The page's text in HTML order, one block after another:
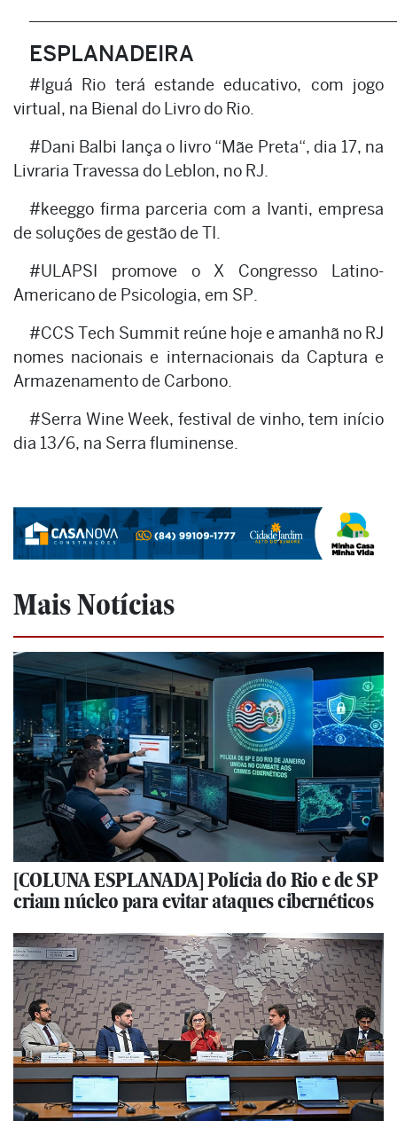
ESPLANADEIRA
#Iguá Rio terá estande educativo, com jogo
virtual, na Bienal do Livro do Rio.
#Dani Balbi lança o livro “Mãe Preta“, dia 17, na
Livraria Travessa do Leblon, no RJ.
#keeggo firma parceria com a Ivanti, empresa
de soluções de gestão de TI.
#ULAPSI promove o X Congresso Latino-
Americano de Psicologia, em SP.
#CCS Tech Summit reúne hoje e amanhã no RJ
nomes nacionais e internacionais da Captura e
Armazenamento de Carbono.
#Serra Wine Week, festival de vinho, tem início
dia 13/6, na Serra fluminense.
Mais Notícias
[COLUNA ESPLANADA] Polícia do Rio e de SP
criam núcleo para evitar ataques cibernéticos